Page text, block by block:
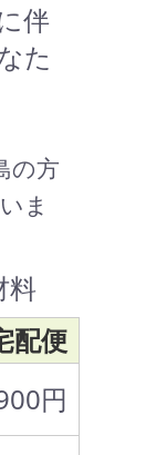
伴
た
の方
ま
料
配便
円